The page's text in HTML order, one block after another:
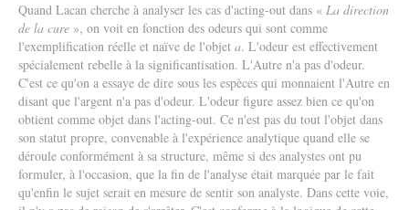
Quand Lacan cherche à analyser les cas d'acting-out dans « La direction
de la cure », on voit en fonction des odeurs qui sont comme
l'exemplification réelle et naïve de l'objet a. L'odeur est effectivement
spécialement rebelle à la significantisation. L'Autre n'a pas d'odeur.
C'est ce qu'on a essaye de dire sous les espèces qui monnaient l'Autre en
disant que l'argent n'a pas d'odeur. L'odeur figure assez bien ce qu'on
obtient comme objet dans l'acting-out. Ce n'est pas du tout l'objet dans
son statut propre, convenable à l'expérience analytique quand elle se
déroule conformément à sa structure, même si des analystes ont pu
formuler, à l'occasion, que la fin de l'analyse était marquée par le fait
qu'enfin le sujet serait en mesure de sentir son analyste. Dans cette voie,